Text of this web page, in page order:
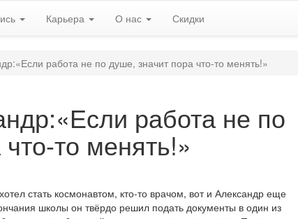
Карьера О нас Скидки
работа не по душе, значит пора что-то менять!»
работа не по
то менять!»
стать космонавтом, кто-то врачом, вот и Александр еще
школы он твёрдо решил подать документы в один из